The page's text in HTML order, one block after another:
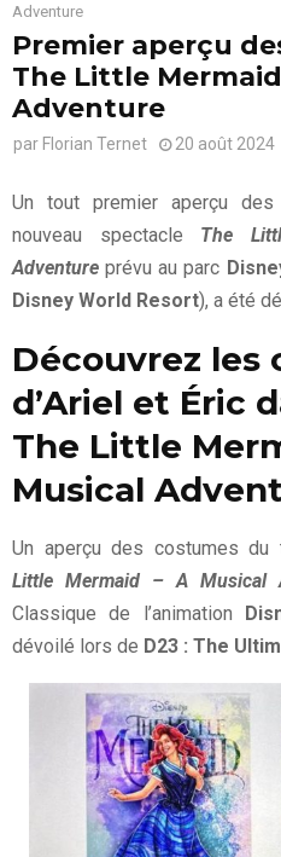
Adventure
Premier aperçu
The Little
Adventure
par Florian Ternet 20 août 2024
Un tout premier aperçu
nouveau spectacle The
Adventure prévu au parc
Disney World Resort), a été
Découvrez les
d’Ariel et Éric
The Little
Musical
Un aperçu des costumes du
Little Mermaid – A Musical
Classique de l’animation
dévoilé lors de D23 : The